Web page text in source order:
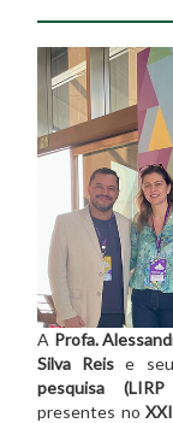
A Profa.
Silva Reis e
pesquisa
presentes no